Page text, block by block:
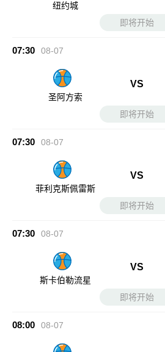
纽约城
即将开始
07:30 08-07
圣阿方索
VS
即将开始
07:30 08-07
菲利克斯佩雷斯
VS
即将开始
07:30 08-07
斯卡伯勒流星
VS
即将开始
08:00 08-07